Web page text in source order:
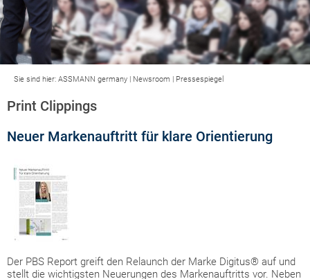
Sie sind hier: ASSMANN germany | Newsroom | Pressespiegel
Print Clippings
Neuer Markenauftritt für klare Orientierung
Der PBS Report greift den Relaunch der Marke Digitus® auf und
stellt die wichtigsten Neuerungen des Markenauftritts vor. Neben